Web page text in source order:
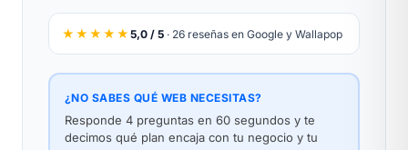
★★★★★ 5,0 / 5 · 26 reseñas en Google y Wallapop
¿NO SABES QUÉ WEB NECESITAS?
Responde 4 preguntas en 60 segundos y te
decimos qué plan encaja con tu negocio y tu